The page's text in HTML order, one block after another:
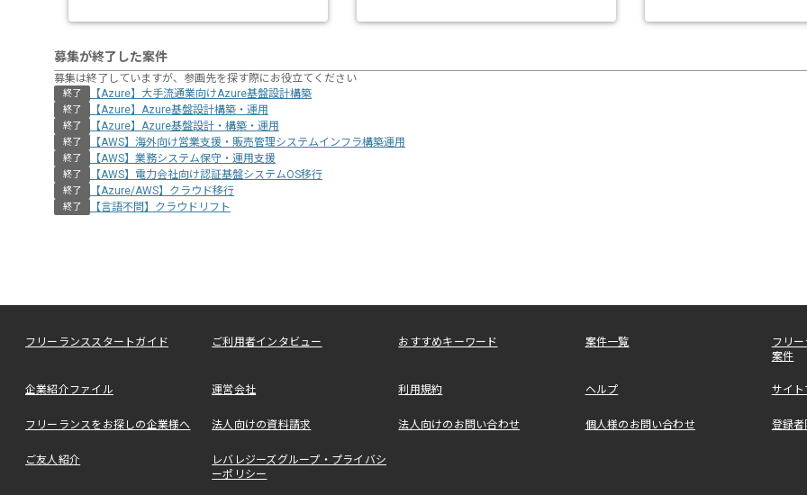
募集が終了した案件
募集は終了していますが、参画先を探す際にお役立てください
終了 【Azure】大手流通業向けAzure基盤設計構築
終了 【Azure】Azure基盤設計構築・運用
終了 【Azure】Azure基盤設計・構築・運用
終了 【AWS】海外向け営業支援・販売管理システムインフラ構築運用
終了 【AWS】業務システム保守・運用支援
終了 【AWS】電力会社向け認証基盤システムOS移行
終了 【Azure/AWS】クラウド移行
終了 【言語不問】クラウドリフト
フリーランススタートガイド ご利用者インタビュー おすすめキーワード 案件一覧
フリ
案件
企業紹介ファイル 運営会社 利用規約 ヘルプ サイ
フリーランスをお探しの企業様へ 法人向けの資料請求 法人向けのお問い合わせ 個人様のお問い合わせ 登録者
ご友人紹介
レバレジーズグループ・プライバシ
ーポリシー